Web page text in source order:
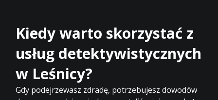
Kiedy warto skorzystać z
usług detektywistycznych
w Leśnicy?
Gdy podejrzewasz zdradę, potrzebujesz dowodów